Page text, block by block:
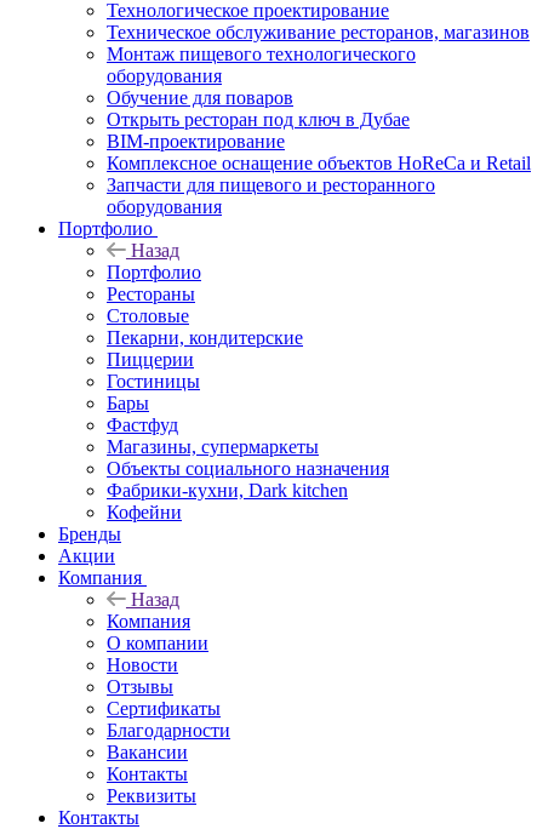
Технологическое проектирование
Техническое обслуживание ресторанов, магазинов
Монтаж пищевого технологического
оборудования
Обучение для поваров
Открыть ресторан под ключ в Дубае
BIM-проектирование
Комплексное оснащение объектов HoReCa и Retail
Запчасти для пищевого и ресторанного
оборудования
Портфолио
Назад
Портфолио
Рестораны
Столовые
Пекарни, кондитерские
Пиццерии
Гостиницы
Бары
Фастфуд
Магазины, супермаркеты
Объекты социального назначения
Фабрики-кухни, Dark kitchen
Кофейни
Бренды
Акции
Компания
Назад
Компания
О компании
Новости
Отзывы
Сертификаты
Благодарности
Вакансии
Контакты
Реквизиты
Контакты